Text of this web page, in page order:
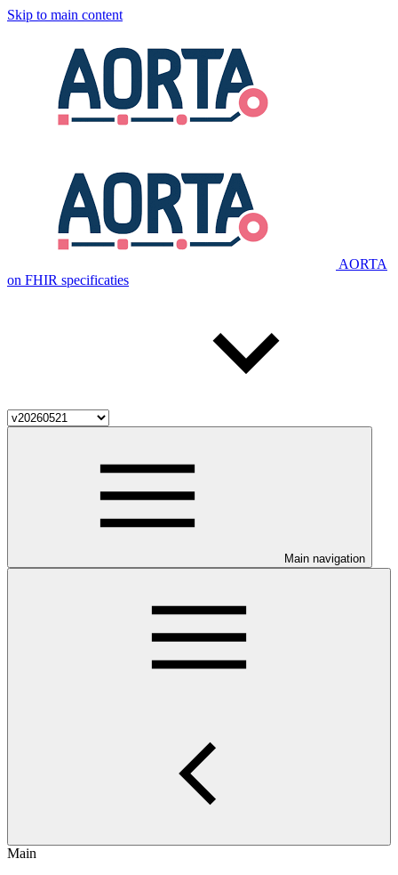
Skip to main content
AORTA
on FHIR specificaties
Main navigation
Main